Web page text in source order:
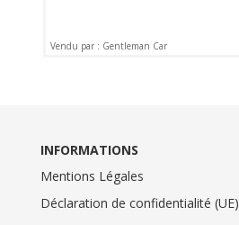
Vendu par : Gentleman Car
INFORMATIONS
Mentions Légales
Déclaration de confidentialité (UE)